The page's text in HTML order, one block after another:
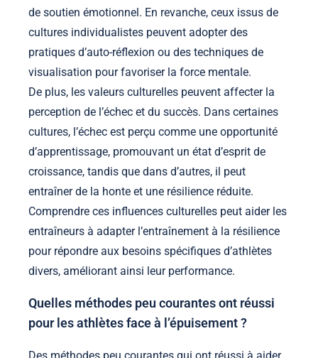
de soutien émotionnel. En revanche, ceux issus de
cultures individualistes peuvent adopter des
pratiques d’auto-réflexion ou des techniques de
visualisation pour favoriser la force mentale.
De plus, les valeurs culturelles peuvent affecter la
perception de l’échec et du succès. Dans certaines
cultures, l’échec est perçu comme une opportunité
d’apprentissage, promouvant un état d’esprit de
croissance, tandis que dans d’autres, il peut
entraîner de la honte et une résilience réduite.
Comprendre ces influences culturelles peut aider les
entraîneurs à adapter l’entraînement à la résilience
pour répondre aux besoins spécifiques d’athlètes
divers, améliorant ainsi leur performance.
Quelles méthodes peu courantes ont réussi
pour les athlètes face à l’épuisement ?